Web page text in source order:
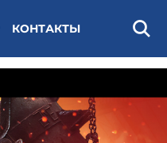
КОНТАКТЫ